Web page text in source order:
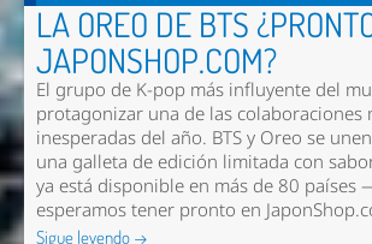
LA OREO DE BTS
JAPONSHOP.COM?
El grupo de K-pop más influyente del
protagonizar una de las colaboraciones
inesperadas del año. BTS y Oreo se
una galleta de edición limitada con
ya está disponible en más de 80 países
esperamos tener pronto en
Sigue leyendo →